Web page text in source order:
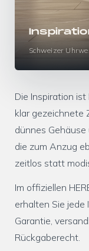
Die Inspiration ist
klar gezeichnete
dünnes Gehäuse
die zum Anzug
zeitlos statt
Im offiziellen
erhalten Sie jede
Garantie,
Rückgaberecht.
Schweizer